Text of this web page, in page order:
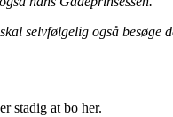
selvfølgelig også besøge
stadig at bo her.